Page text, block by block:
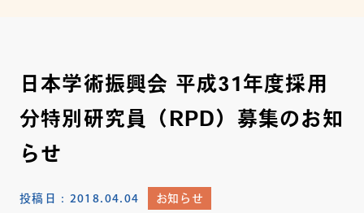
日本学術振興会 平成31年度採用
分特別研究員（RPD）募集のお知
らせ
投稿日： 2018.04.04 お知らせ